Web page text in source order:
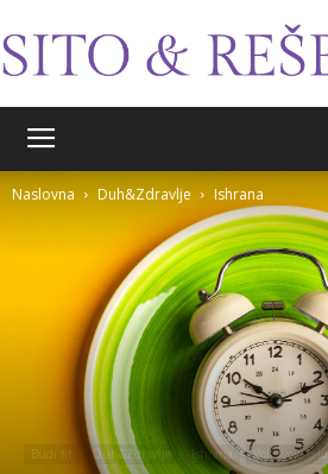
Naslovna Duh&Zdravlje Ishrana
Duh&Zdravlje Ishrana Voli svoje telo